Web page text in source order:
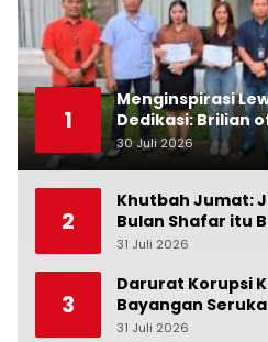
1
Menginspirasi
Dedikasi: Brilian
Ubud Bulan Juni
30 Juli 2026 0
2
Khutbah Jumat:
Bulan Shafar itu
Kesialan
31 Juli 2026
3
Darurat Korupsi
Bayangan
Penindakan Saja
31 Juli 2026